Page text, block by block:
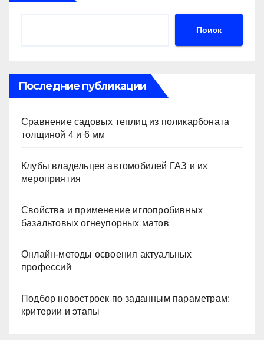
A a
ki
ть
Поиск
Последние публикации
Сравнение садовых теплиц из поликарбоната
толщиной 4 и 6 мм
Клубы владельцев автомобилей ГАЗ и их
мероприятия
Свойства и применение иглопробивных
базальтовых огнеупорных матов
Онлайн-методы освоения актуальных
профессий
Подбор новостроек по заданным параметрам:
критерии и этапы